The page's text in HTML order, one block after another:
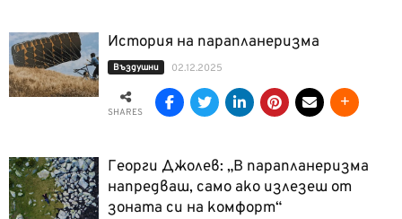
История на парапланеризма
Въздушни 02.12.2025
SHARES
Георги Джолев: „В парапланеризма
напредваш, само ако излезеш от
зоната си на комфорт“